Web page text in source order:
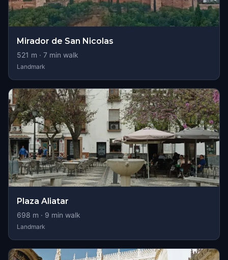
Mirador de San Nicolas
521 m · 7 min walk
Landmark
Plaza Aliatar
698 m · 9 min walk
Landmark